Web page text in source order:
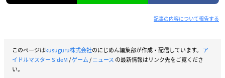
記事の内容について報告する
このページはkusuguru株式会社のにじめん編集部が作成・配信しています。 ア
イドルマスター SideM/ゲーム/ニュース の最新情報はリンク先をご覧くださ
い。